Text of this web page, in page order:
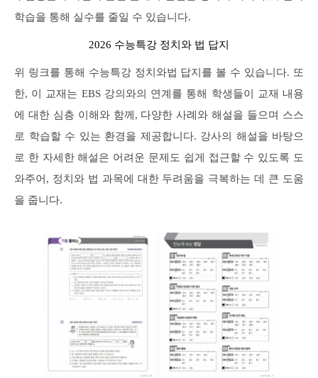
학습을 통해 실수를 줄일 수 있습니다.
2026 수능특강 정치와 법 답지
위 링크를 통해 수능특강 정치와법 답지를 볼 수 있습니다. 또
한, 이 교재는 EBS 강의와의 연계를 통해 학생들이 교재 내용
에 대한 심층 이해와 함께, 다양한 사례와 해설을 들으며 스스
로 학습할 수 있는 환경을 제공합니다. 강사의 해설을 바탕으
로 한 자세한 해설은 어려운 문제도 쉽게 접근할 수 있도록 도
와주어, 정치와 법 과목에 대한 두려움을 극복하는 데 큰 도움
을 줍니다.